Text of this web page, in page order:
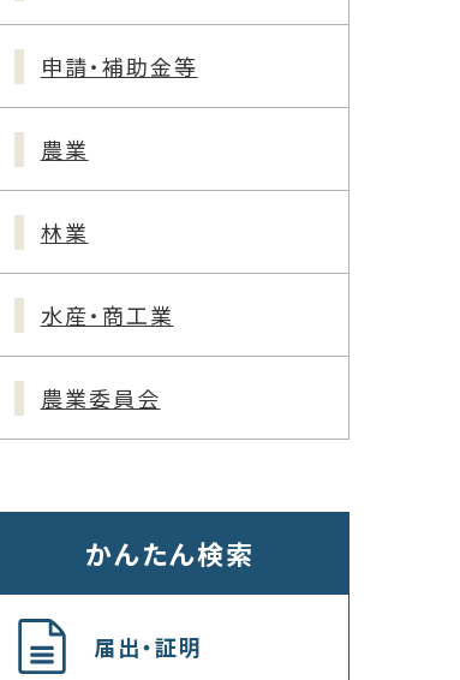
申請・補助金等
農業
林業
水産・商工業
農業委員会
かんたん検索
届出・証明